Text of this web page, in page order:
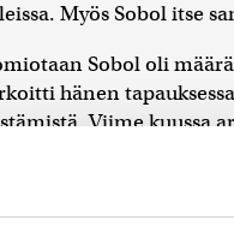
Myös Sobol itse
Sobol oli
hänen
Viime kuussa
kouluun.